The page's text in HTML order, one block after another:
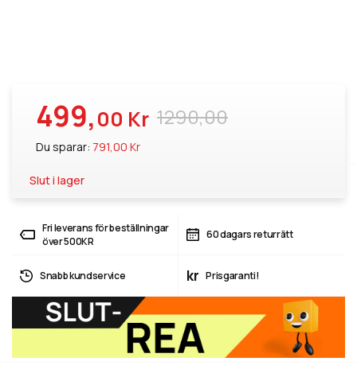
1290,00
499,00 Kr
Du sparar: 791,00 Kr
Slut i lager
Fri leverans för beställningar
över 500KR
60 dagars returrätt
Snabb kundservice kr Prisgaranti!